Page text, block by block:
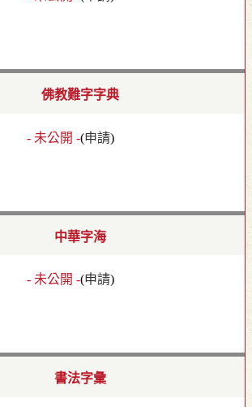
佛教難字字典
- 未公開 -(申請)
中華字海
- 未公開 -(申請)
書法字彙